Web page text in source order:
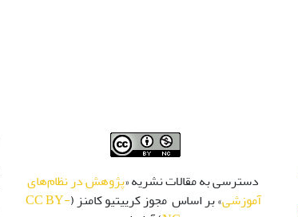
دسترسی به مقالات نشریه «پژوهش در نظام‌های
آموزشی» بر اساس مجوز کرییتیو کامنز (CC BY-